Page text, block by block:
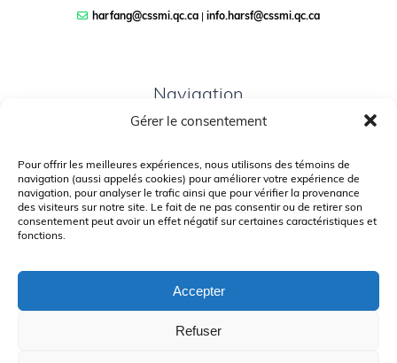
Gérer le consentement
Pour offrir les meilleures expériences, nous utilisons des témoins de
navigation (aussi appelés cookies) pour améliorer votre expérience de
navigation, pour analyser le trafic ainsi que pour vérifier la provenance
des visiteurs sur notre site. Le fait de ne pas consentir ou de retirer son
consentement peut avoir un effet négatif sur certaines caractéristiques et
fonctions.
Accepter
Refuser
harfang@cssmi.qc.ca |info.harsf@cssmi.qc.ca
Navigation
PORTAIL PARENTS
PLAINTE – SERVICE À L’ÉLÈVE
POLITIQUE DE CONFIDENTIALITÉ